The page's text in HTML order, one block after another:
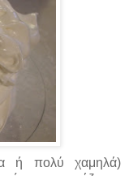
ή πολύ χαμηλά)